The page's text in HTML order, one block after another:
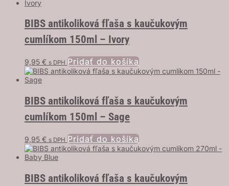
BIBS antikoliková fľaša s kaučukovým
cumlíkom 150ml – Ivory
9,95 € s DPH Pridať do košíka
BIBS antikoliková fľaša s kaučukovým
cumlíkom 150ml – Sage
9,95 € s DPH Pridať do košíka
BIBS antikoliková fľaša s kaučukovým